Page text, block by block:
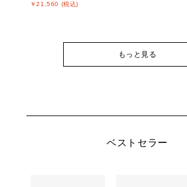
￥21,560 (税込)
もっと見る
ベストセラー